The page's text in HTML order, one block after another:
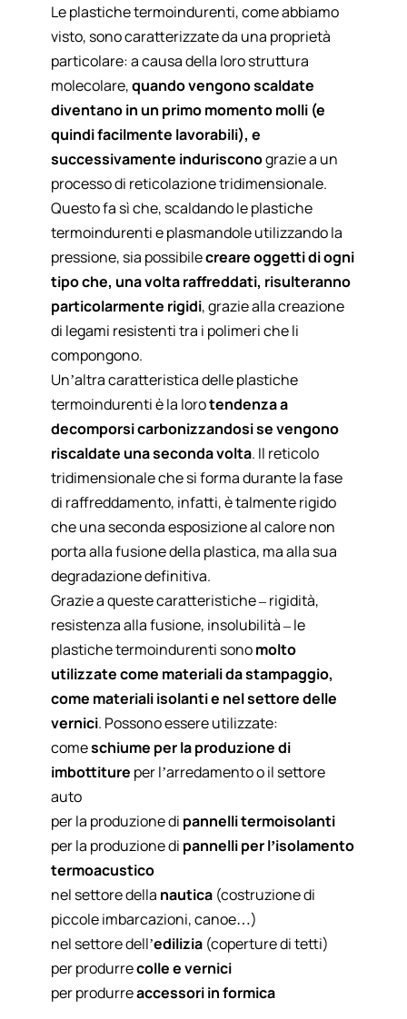
Le plastiche termoindurenti, come abbiamo
visto, sono caratterizzate da una proprietà
particolare: a causa della loro struttura
molecolare,quando vengono scaldate
diventano in un primo momento molli (e
quindi facilmente lavorabili), e
successivamente indurisconograzie a un
processo di reticolazione tridimensionale.
Questo fa sì che, scaldando le plastiche
termoindurenti e plasmandole utilizzando la
pressione, sia possibilecreare oggetti di ogni
tipo che, una volta raffreddati, risulteranno
particolarmente rigidi, grazie alla creazione
di legami resistenti tra i polimeri che li
compongono.
Un’altra caratteristica delle plastiche
termoindurenti è la lorotendenza a
decomporsi carbonizzandosi se vengono
riscaldate una seconda volta. Il reticolo
tridimensionale che si forma durante la fase
di raffreddamento, infatti, è talmente rigido
che una seconda esposizione al calore non
porta alla fusione della plastica, ma alla sua
degradazione definitiva.
Grazie a queste caratteristiche – rigidità,
resistenza alla fusione, insolubilità – le
plastiche termoindurenti sonomolto
utilizzate come materiali da stampaggio,
come materiali isolanti e nel settore delle
vernici. Possono essere utilizzate:
comeschiume per la produzione di
imbottiture per l’arredamento o il settore
auto
per la produzione di pannelli termoisolanti
per la produzione di pannelli per l’isolamento
termoacustico
nel settore della nautica (costruzione di
piccole imbarcazioni, canoe…)
nel settore dell’edilizia (coperture di tetti)
per produrrecolle e vernici
per produrreaccessori in formica